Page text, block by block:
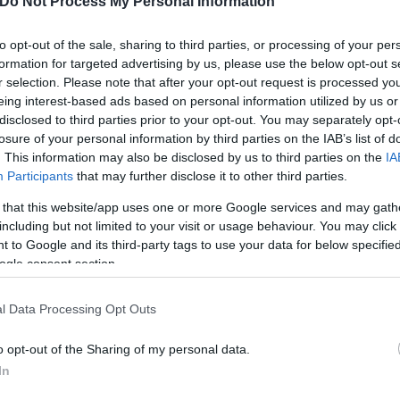
opt-out of the sale, sharing to third parties, or processing of your
for targeted advertising by us, please use the below opt-out
selection. Please note that after your opt-out request is processed
interest-based ads based on personal information utilized by us
to third parties prior to your opt-out. You may separately
of your personal information by third parties on the IAB’s list of
This information may also be disclosed by us to third parties on the
Participants that may further disclose it to other third parties.
that this website/app uses one or more Google services and may
but not limited to your visit or usage behaviour. You may
to Google and its third-party tags to use your data for below
consent section.
Data Processing Opt Outs
opt-out of the Sharing of my personal data.
έχει διαρραγεί και δεν μπορούμε να
του», τονίζει το ζευγάρι σε δήλωσή του στο